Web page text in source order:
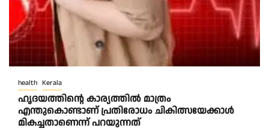
health Kerala
ഹൃദയത്തിന്റെ കാര്യത്തിൽ മാത്രം
എന്തുകൊണ്ടാണ് പ്രതിരോധം ചികിത്സയേക്കാൾ
മികച്ചതാണെന്ന് പറയുന്നത്